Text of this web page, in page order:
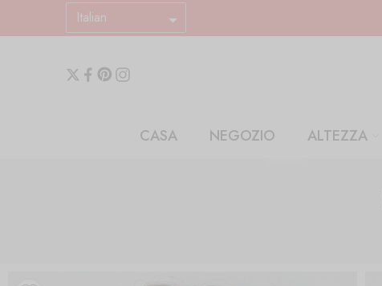
Italian
CASA NEGOZIO ALTEZZA